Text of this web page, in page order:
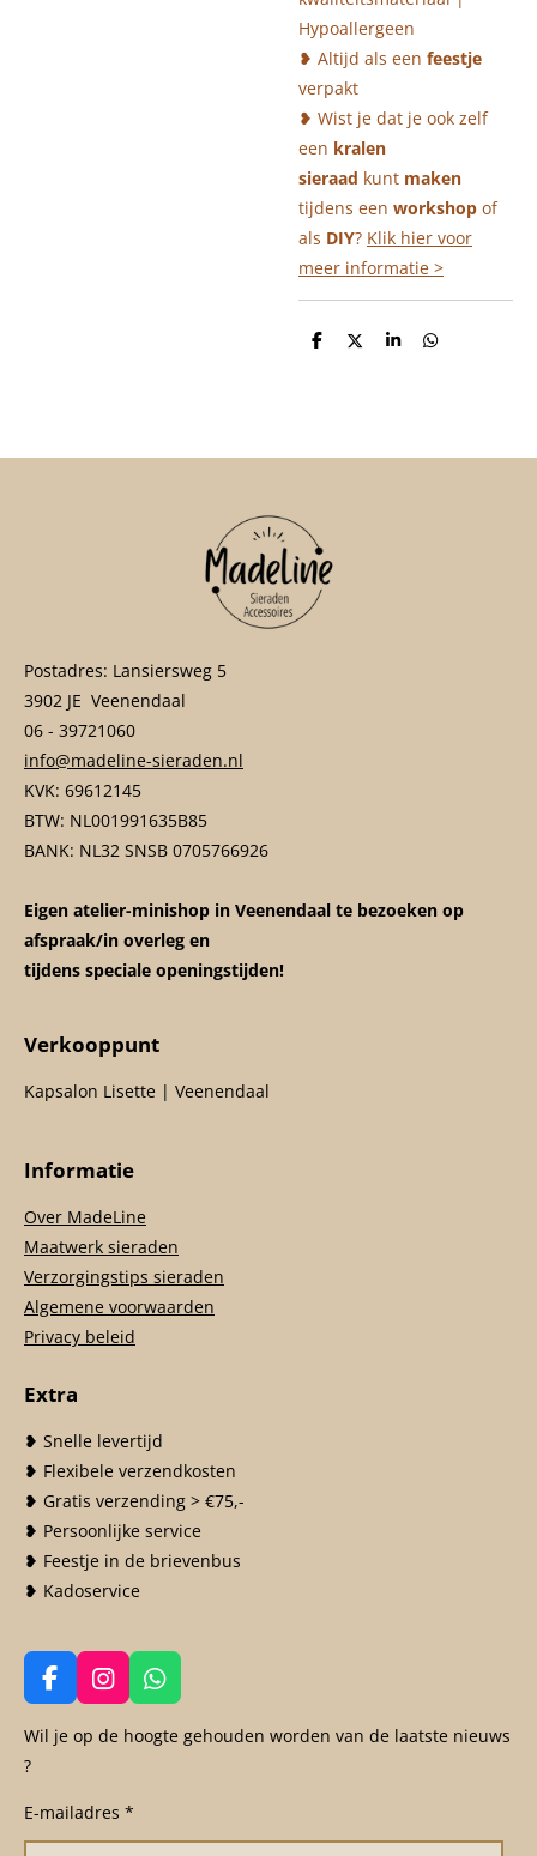
Hypoallergeen
❥ Altijd als een feestje
verpakt
❥ Wist je dat je ook zelf
een kralen
sieraad kunt maken
tijdens een workshop of
als DIY? Klik hier voor
meer informatie >
D
D
S
D
Postadres: Lansiersweg 5
3902 JE Veenendaal
06 - 39721060
info@madeline-sieraden.nl
KVK: 69612145
BTW: NL001991635B85
BANK: NL32 SNSB 0705766926
Eigen atelier-minishop in Veenendaal te bezoeken op
afspraak/in overleg en
tijdens speciale openingstijden!
Verkooppunt
Kapsalon Lisette | Veenendaal
Informatie
Over MadeLine
Maatwerk sieraden
Verzorgingstips sieraden
Algemene voorwaarden
Privacy beleid
Extra
❥ Snelle levertijd
❥ Flexibele verzendkosten
❥ Gratis verzending > €75,-
❥ Persoonlijke service
❥ Feestje in de brievenbus
❥ Kadoservice
F
a
c
o
o
I
n
s
g
r
W
h
a
p
Wil je op de hoogte gehouden worden van de laatste nieuws
?
E-mailadres *